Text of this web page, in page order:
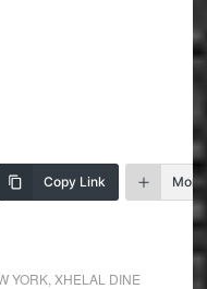
Copy Link More
YORK, XHELAL DINE